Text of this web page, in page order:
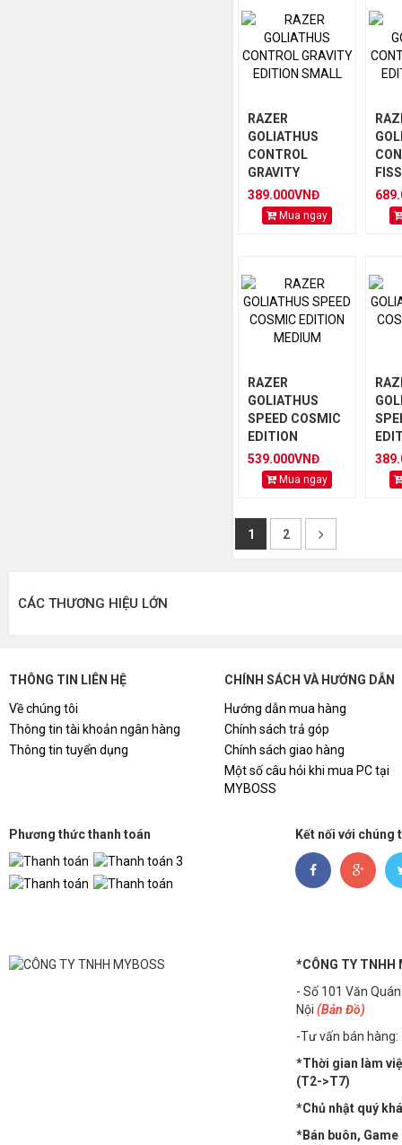
RAZER
GOLIATHUS
CONTROL
GRAVITY
EDITION SMALL
389.000VNĐ
Mua ngay
RAZER
GOLIATHUS
SPEED COSMIC
EDITION
MEDIUM
539.000VNĐ
Mua ngay
1 2
CÁC THƯƠNG HIỆU LỚN
THÔNG TIN LIÊN HỆ
Về chúng tôi
Thông tin tài khoản ngân hàng
Thông tin tuyển dụng
CHÍNH SÁCH VÀ HƯỚNG DẪN
Hướng dẫn mua hàng
Chính sách trả góp
Chính sách giao hàng
Một số câu hỏi khi mua PC tại
MYBOSS
Phương thức thanh toán Kết nối với chúng
*CÔNG TY TNHH
- Số 101 Văn
Nội (Bản Đồ)
-Tư vấn bán hàng:
*Thời gian làm
(T2->T7)
*Chủ nhật quý
*Bán buôn, Game